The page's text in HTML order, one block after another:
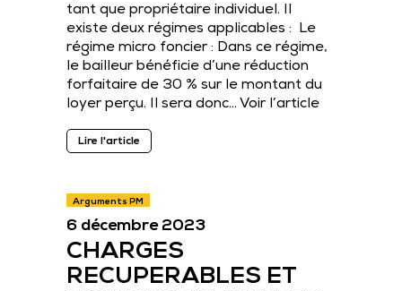
tant que propriétaire individuel. Il
existe deux régimes applicables : Le
régime micro foncier : Dans ce régime,
le bailleur bénéficie d’une réduction
forfaitaire de 30 % sur le montant du
loyer perçu. Il sera donc… Voir l’article
Lire l'article
Arguments PM
6 décembre 2023
CHARGES
RECUPERABLES ET